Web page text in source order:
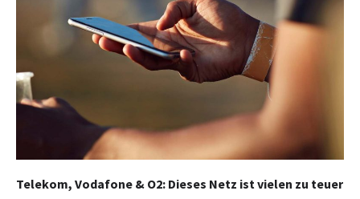
Telekom, Vodafone & O2: Dieses Netz ist vielen zu teuer